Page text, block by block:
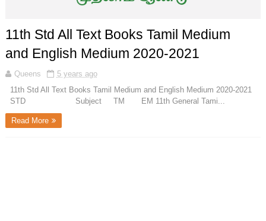
11th Std All Text Books Tamil Medium
and English Medium 2020-2021
Queens
5 years ago
11th Std All Text Books Tamil Medium and English Medium 2020-2021
STD Subject TM EM 11th General Tami...
Read More